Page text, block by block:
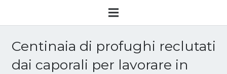
Centinaia di profughi reclutati
dai caporali per lavorare in